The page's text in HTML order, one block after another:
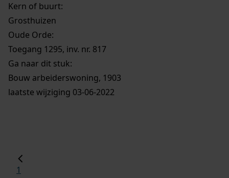
Kern of buurt:
Grosthuizen
Oude Orde:
Toegang 1295, inv. nr. 817
Ga naar dit stuk:
Bouw arbeiderswoning, 1903
laatste wijziging 03-06-2022
1